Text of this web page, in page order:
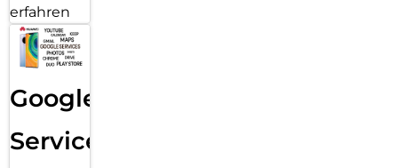
erfahren
Google
Services